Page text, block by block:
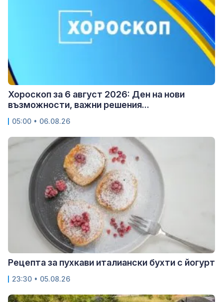
Хороскоп за 6 август 2026: Ден на нови
възможности, важни решения...
05:00 • 06.08.26
Рецепта за пухкави италиански бухти с йогурт
23:30 • 05.08.26